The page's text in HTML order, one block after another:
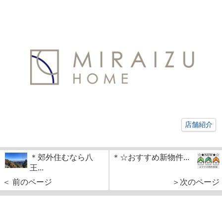
店舗紹介
＊郊外住むなら八
王...
＜ 前のページ
＊☆おすすめ新物件...
＞次のページ